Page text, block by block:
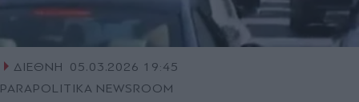
ΔΙΕΘΝΗ
05.03.2026 19:45
PARAPOLITIKA NEWSROOM